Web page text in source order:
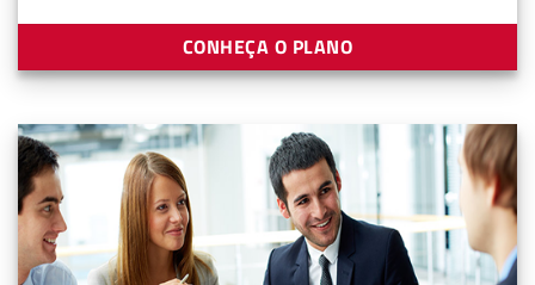
CONHEÇA O PLANO